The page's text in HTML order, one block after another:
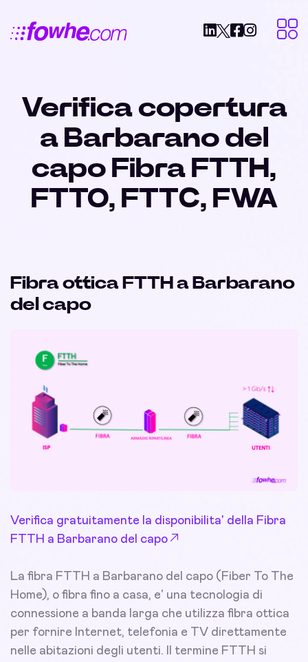
Verifica copertura
a Barbarano del
capo Fibra FTTH,
FTTO, FTTC, FWA
Fibra ottica FTTH a Barbarano
del capo
Verifica gratuitamente la disponibilita' della Fibra
FTTH a Barbarano del capo
La fibra FTTH a Barbarano del capo (Fiber To The
Home), o fibra fino a casa, e' una tecnologia di
connessione a banda larga che utilizza fibra ottica
per fornire Internet, telefonia e TV direttamente
nelle abitazioni degli utenti. Il termine FTTH si